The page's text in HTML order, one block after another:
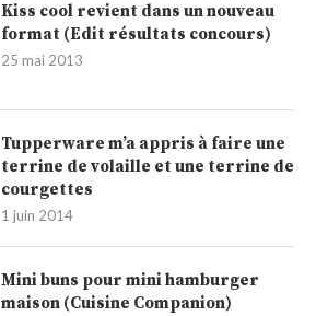
Kiss cool revient dans un nouveau
format (Edit résultats concours)
25 mai 2013
Tupperware m’a appris à faire une
terrine de volaille et une terrine de
courgettes
1 juin 2014
Mini buns pour mini hamburger
maison (Cuisine Companion)